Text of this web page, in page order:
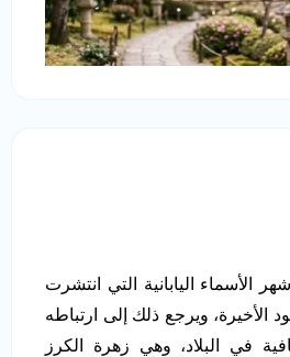
الأسماء اليابانية التي انتشرت
الأخيرة، ويرجع ذلك إلى ارتباطه
في البلاد، وهي زهرة الكرز